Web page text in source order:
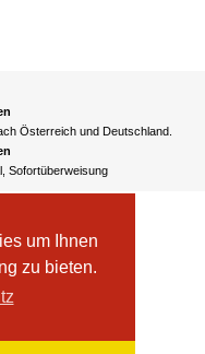
um Ihnen
zu bieten.
Österreich und Deutschland.
Sofortüberweisung